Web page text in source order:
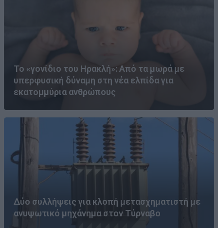
Το «γονίδιο του Ηρακλή»: Από τα μωρά με
υπερφυσική δύναμη στη νέα ελπίδα για
εκατομμύρια ανθρώπους
Δύο συλλήψεις για κλοπή μετασχηματιστή με
ανυψωτικό μηχάνημα στον Τύρναβο